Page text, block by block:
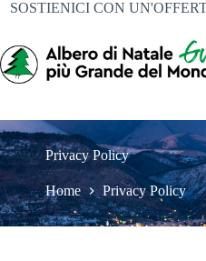
SOSTIENICI CON
Privacy Policy
Home Privacy Policy